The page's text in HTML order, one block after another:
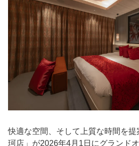
快適な空間、そして上質な時間を
珂店」が2026年4月1日にグランド